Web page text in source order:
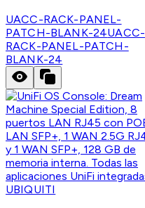
UACC-RACK-PANEL-
PATCH-BLANK-24UACC-
RACK-PANEL-PATCH-
BLANK-24
UBIQUITI